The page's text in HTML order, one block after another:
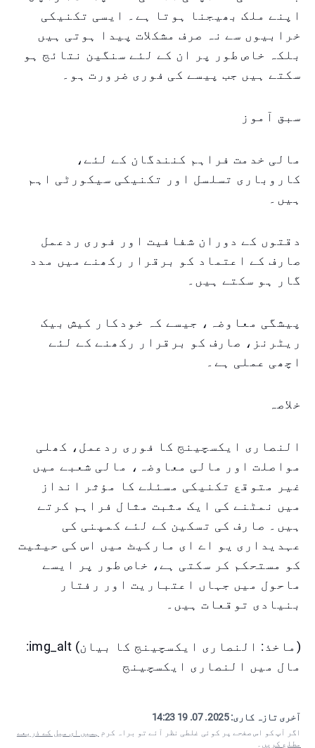
اپنے ملک بھیجنا ہوتا ہے۔ ایسی تکنیکی
خرابیوں سے نہ صرف مشکلات پیدا ہوتی ہیں
بلکہ خاص طور پر ان کے لئے سنگین نتائج ہو
سکتے ہیں جب پیسے کی فوری ضرورت ہو۔
سبق آموز
مالی خدمت فراہم کنندگان کے لئے،
کاروباری تسلسل اور تکنیکی سیکورٹی اہم
ہیں۔
دقتوں کے دوران شفافیت اور فوری ردعمل
صارف کے اعتماد کو برقرار رکھنے میں مدد
گار ہو سکتے ہیں۔
پیشگی معاوضہ، جیسے کہ خودکار کیش بیک
ریٹرنز، صارف کو برقرار رکھنے کے لئے
اچھی عملی ہے۔
خلاصہ
النصاری ایکسچینج کا فوری ردعمل، کھلی
مواصلت اور مالی معاوضہ، مالی شعبے میں
غیر متوقع تکنیکی مسئلے کا مؤثر انداز
میں نمٹنے کی ایک مثبت مثال فراہم کرتے
ہیں۔ صارف کی تسکین کے لئے کمپنی کی
عہدیداری یو اے ای مارکیٹ میں اس کی حیثیت
کو مستحکم کر سکتی ہے، خاص طور پر ایسے
ماحول میں جہاں اعتباریت اور رفتار
بنیادی توقعات ہیں۔
(ماخذ: النصاری ایکسچینج کا بیان) img_alt:
مال میں النصاری ایکسچینج
آخری تازہ کاری:2025. 07. 19 14:23
اگر آپ کو اس صفحے پر کوئی غلطی نظر آئے تو براہ کرم ہمیں ای میل کے ذریعے
مطلع کریں ۔